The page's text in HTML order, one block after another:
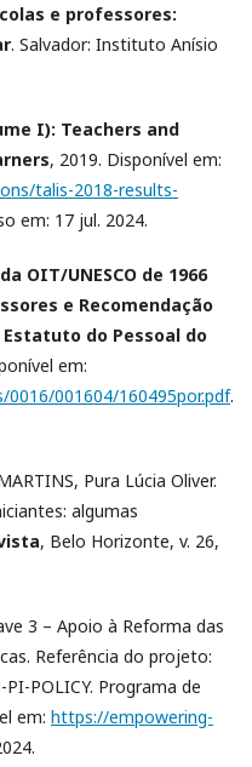
e professores:
. Salvador: Instituto Anísio
I): Teachers and
, 2019. Disponível em:
talis-2018-results-
em: 17 jul. 2024.
OIT/UNESCO de 1966
e Recomendação
Estatuto do Pessoal do
em:
001604/160495por.pdf.
Pura Lúcia Oliver.
algumas
, Belo Horizonte, v. 26,
3 – Apoio à Reforma das
Referência do projeto:
PI-POLICY. Programa de
em: https://empowering-